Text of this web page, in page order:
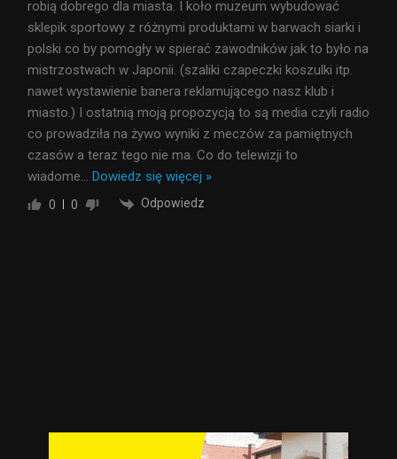
robią dobrego dla miasta. I koło muzeum wybudować
sklepik sportowy z różnymi produktami w barwach siarki i
polski co by pomogły w spierać zawodników jak to było na
mistrzostwach w Japonii. (szaliki czapeczki koszulki itp.
nawet wystawienie banera reklamującego nasz klub i
miasto.) I ostatnią moją propozycją to są media czyli radio
co prowadziła na żywo wyniki z meczów za pamiętnych
czasów a teraz tego nie ma. Co do telewizji to
wiadome… Dowiedz się więcej »
0 0 Odpowiedz